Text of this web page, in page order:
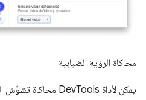
محاكاة الرؤية الضبابية
يمكن لأداة DevTools محاكاة تشوّش الرؤية و